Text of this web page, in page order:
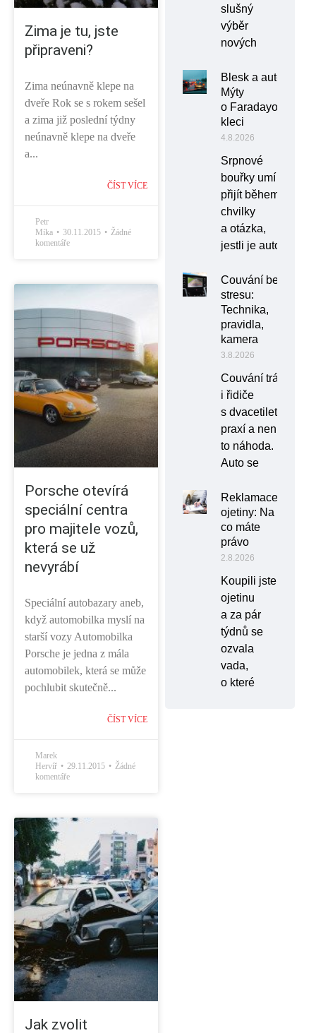
Zima je tu, jste
připraveni?
Zima neúnavně klepe na
dveře Rok se s rokem sešel
a zima již poslední týdny
neúnavně klepe na dveře
a...
ČÍST VÍCE
Petr
Míka
30.11.2015
Žádné
komentáře
Porsche otevírá
speciální centra
pro majitele vozů,
která se už
nevyrábí
Speciální autobazary aneb,
když automobilka myslí na
starší vozy Automobilka
Porsche je jedna z mála
automobilek, která se může
pochlubit skutečně...
ČÍST VÍCE
Marek
Hervíř
29.11.2015
Žádné
komentáře
Jak zvolit
slušný
výběr
nových
Blesk a auto:
Mýty
o Faradayově
kleci
4.8.2026
Srpnové
bouřky umí
přijít během
chvilky
a otázka,
jestli je auto
Couvání bez
stresu:
Technika,
pravidla,
kamera
3.8.2026
Couvání trápí
i řidiče
s dvacetiletou
praxí a není
to náhoda.
Auto se
Reklamace
ojetiny: Na
co máte
právo
2.8.2026
Koupili jste
ojetinu
a za pár
týdnů se
ozvala
vada,
o které